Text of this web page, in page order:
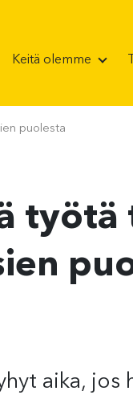
Keitä olemme
puolesta
työtä
aika, jos